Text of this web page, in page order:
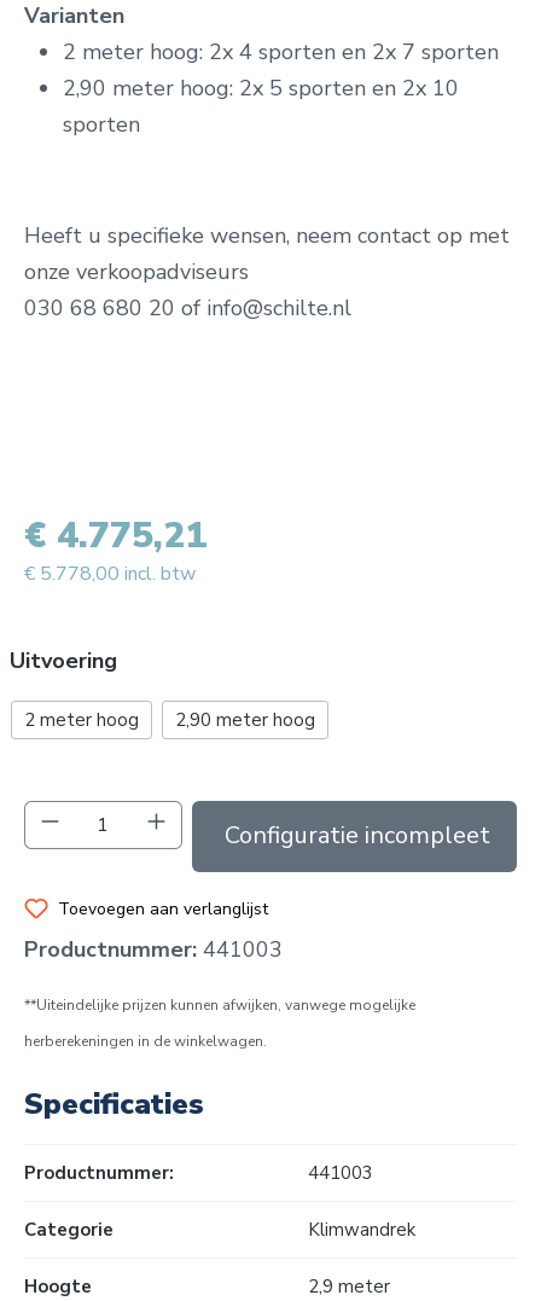
Varianten
2 meter hoog: 2x 4 sporten en 2x 7 sporten
2,90 meter hoog: 2x 5 sporten en 2x 10
sporten
Heeft u specifieke wensen, neem contact op met
onze verkoopadviseurs
030 68 680 20 of info@schilte.nl
Uitvoering
2 meter hoog 2,90 meter hoog
€ 4.775,21
€ 5.778,00 incl. btw
Producthoeveelheid: Voer de gewenste
In de winkelmand
Toevoegen aan verlanglijst
Productnummer: 441003
**Uiteindelijke prijzen kunnen afwijken, vanwege mogelijke
herberekeningen in de winkelwagen.
Specificaties
Productnummer: 441003
Categorie Klimwandrek
Hoogte 2,9 meter